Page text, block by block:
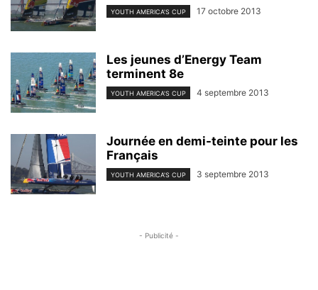
YOUTH AMERICA'S CUP 17 octobre 2013
Les jeunes d’Energy Team
terminent 8e
YOUTH AMERICA'S CUP 4 septembre 2013
Journée en demi-teinte pour les
Français
YOUTH AMERICA'S CUP 3 septembre 2013
- Publicité -